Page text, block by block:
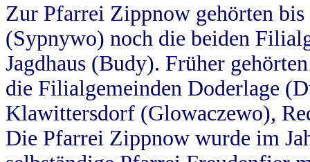
Zur Pfarrei Zippnow gehörten
(Sypnywo) noch die beiden
Jagdhaus (Budy). Früher
die Filialgemeinden Doderlage
Klawittersdorf (Glowaczewo),
Die Pfarrei Zippnow wurde im